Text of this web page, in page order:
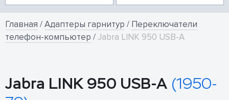
Главная /Адаптеры гарнитур / Переключатели
телефон-компьютер / Jabra LINK 950 USB-A
Jabra LINK 950 USB-A (1950-